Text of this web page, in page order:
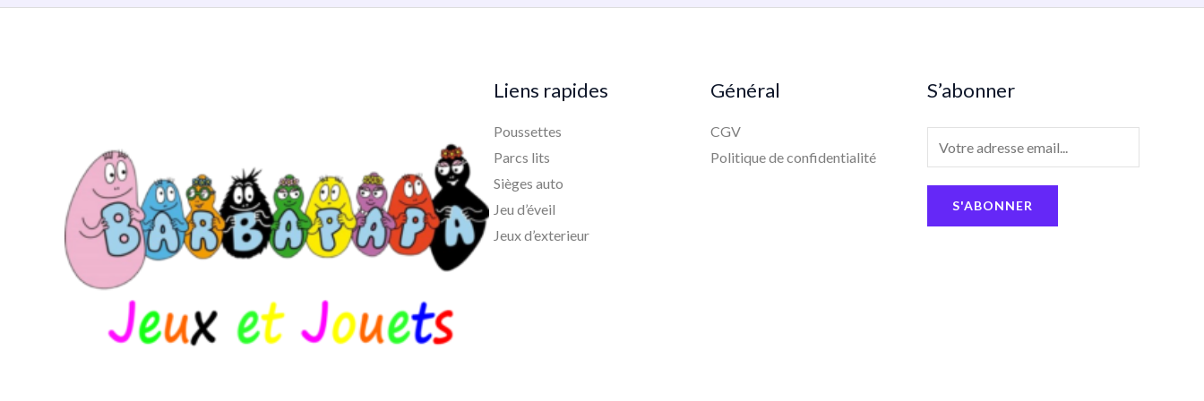
Liens rapides
Poussettes
Parcs lits
Sièges auto
Jeu d’éveil
Jeux d’exterieur
Général
CGV
Politique de confidentialité
S’abonner
m
S'ABONNER